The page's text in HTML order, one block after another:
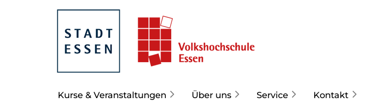
Kurse & Veranstaltungen Über uns Service Kontakt